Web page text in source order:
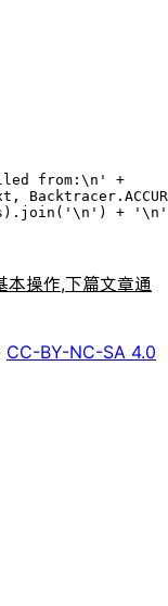
from:\n' +
+
操作,下篇文章通
CC-BY-NC-SA 4.0